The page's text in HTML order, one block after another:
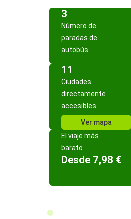
3
Número de
paradas de
autobús
11
Ciudades
directamente
accesibles
Ver mapa
El viaje más
barato
Desde 7,98 €